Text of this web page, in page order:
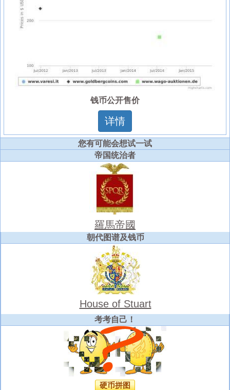
钱币公开售价
详情
您有可能会想试一试
帝国统治者
羅馬帝國
朝代图谱及钱币
House of Stuart
考考自己！
硬币拼图